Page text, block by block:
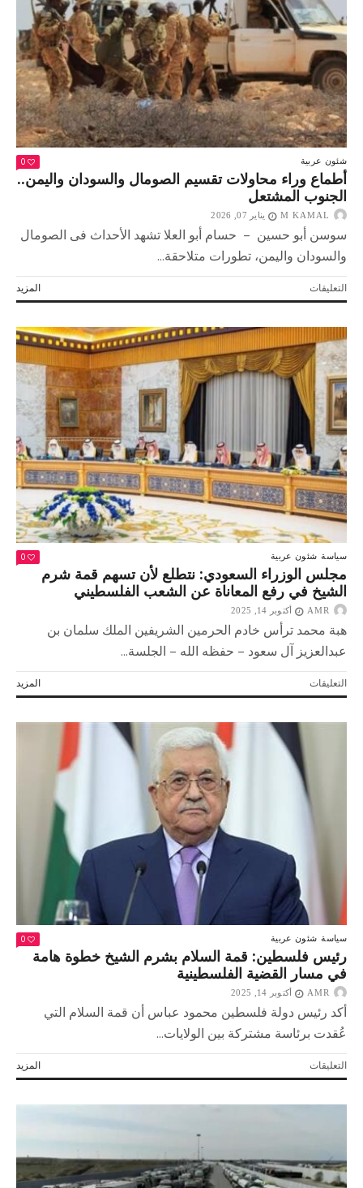
الخليج..
رفض
مصري
لأي
ترتيبات
إقليمية
وتوافق
لتفعيل
الدفاع
المشترك
مغلقةشئون عربية 0
أطماع وراء محاولات تقسيم الصومال والسودان واليمن..
الجنوب المشتعل
M KAMAL يناير 07, 2026
سوسن أبو حسين – حسام أبو العلا تشهد الأحداث فى الصومال
والسودان واليمن، تطورات متلاحقة...
المزيد التعليقاتعلى
أطماع
تقسيم
الصومال
والسودان
واليمن..
الجنوب
المشتعل
مغلقة
سياسة شئون عربية 0
مجلس الوزراء السعودي: نتطلع لأن تسهم قمة شرم
الشيخ في رفع المعاناة عن الشعب الفلسطيني
AMR أكتوبر 14, 2025
هبة محمد ترأس خادم الحرمين الشريفين الملك سلمان بن
عبدالعزيز آل سعود – حفظه الله – الجلسة...
المزيد التعليقاتعلى
مجلس
السعودي:
نتطلع
تسهم
قمة
شرم
المعاناة
الشعب
الفلسطيني
مغلقة
سياسة شئون عربية 0
رئيس فلسطين: قمة السلام بشرم الشيخ خطوة هامة
في مسار القضية الفلسطينية
AMR أكتوبر 14, 2025
أكد رئيس دولة فلسطين محمود عباس أن قمة السلام التي
عُقدت برئاسة مشتركة بين الولايات...
المزيد التعليقاتعلى
رئيس
خطوة